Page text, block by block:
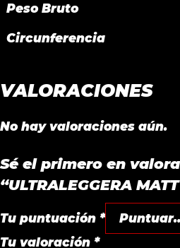
Peso Bruto
Circunferencia
VALORACIONES
No hay valoraciones aún.
Sé el primero en
“ULTRALEGGERA
Tu puntuación *
Tu valoración *